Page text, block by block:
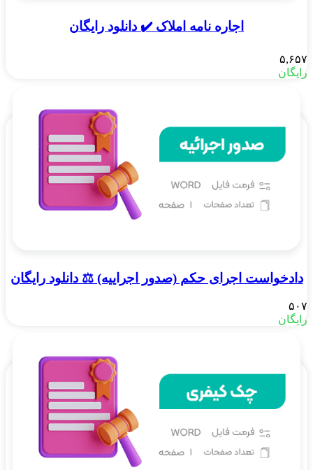
اجاره نامه املاک ✔️ دانلود رایگان
۵,۶۵۷
رایگان
دادخواست اجرای حکم (صدور اجراییه) ⚖️ دانلود رایگان
۵۰۷
رایگان